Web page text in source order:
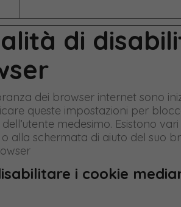
di
dei browser internet sono
queste impostazioni per
medesimo. Esistono
o alla schermata di aiuto del suo
i cookie